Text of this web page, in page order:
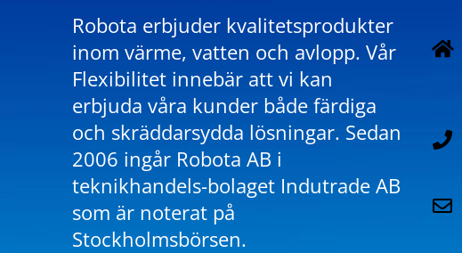
Robota erbjuder kvalitetsprodukter
inom värme, vatten och avlopp. Vår
Flexibilitet innebär att vi kan
erbjuda våra kunder både färdiga
och skräddarsydda lösningar. Sedan
2006 ingår Robota AB i
teknikhandels-bolaget Indutrade AB
som är noterat på
Stockholmsbörsen.